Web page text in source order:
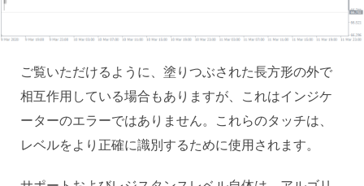
ご覧いただけるように、塗りつぶされた長方形の外で
相互作用している場合もありますが、これはインジケ
ーターのエラーではありません。これらのタッチは、
レベルをより正確に識別するために使用されます。